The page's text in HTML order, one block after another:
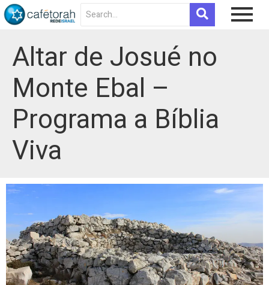
Altar de Josué no
Monte Ebal –
Programa a Bíblia
Viva